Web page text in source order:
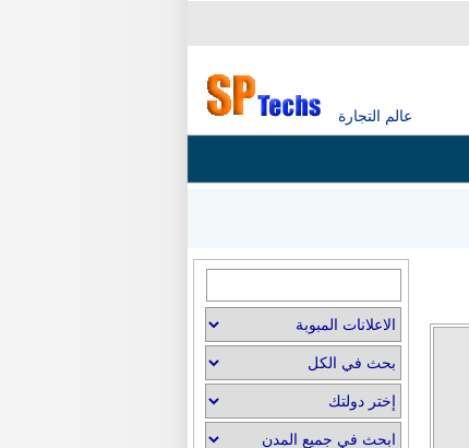
عالم التجارة